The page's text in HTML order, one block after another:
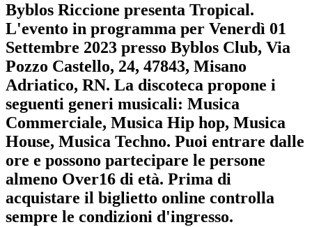
Byblos Riccione presenta Tropical.
L'evento in programma per Venerdì 01
Settembre 2023 presso Byblos Club, Via
Pozzo Castello, 24, 47843, Misano
Adriatico, RN. La discoteca propone i
seguenti generi musicali: Musica
Commerciale, Musica Hip hop, Musica
House, Musica Techno. Puoi entrare dalle
ore e possono partecipare le persone
almeno Over16 di età. Prima di
acquistare il biglietto online controlla
sempre le condizioni d'ingresso.